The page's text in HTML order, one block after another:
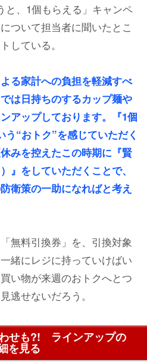
、1個もらえる」キャンペ
ついて担当者に聞いたとこ
している。
る家計への負担を軽減すべ
では日持ちのするカップ麺
アップしております。『1個
“おトク”を感じていただく
みを控えたこの時期に『賢
』をしていただくことで、
衛策の一助になればと考え
無料引換券」を、引換対象
緒にレジに持っていけばい
い物が来週のおトクへとつ
逃せないだろう。
せも?! ラインアップの
を見る